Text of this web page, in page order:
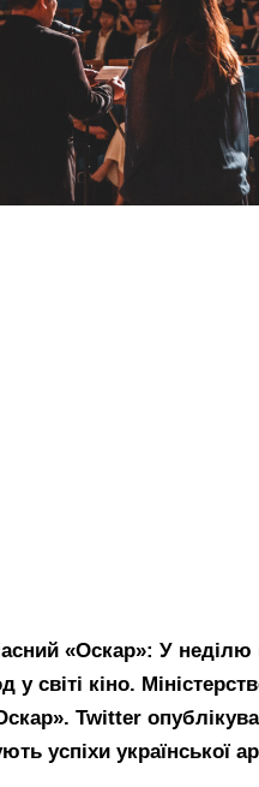
«Оскар»: У неділю
у світі кіно.
Twitter
успіхи української